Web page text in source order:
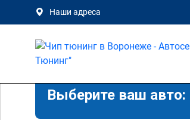
Наши адреса
Выберите ваш авто: